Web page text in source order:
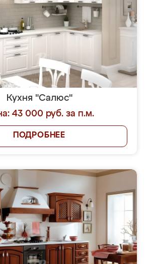
Кухня "Салюс"
43 000 руб. за п.м.
ПОДРОБНЕЕ